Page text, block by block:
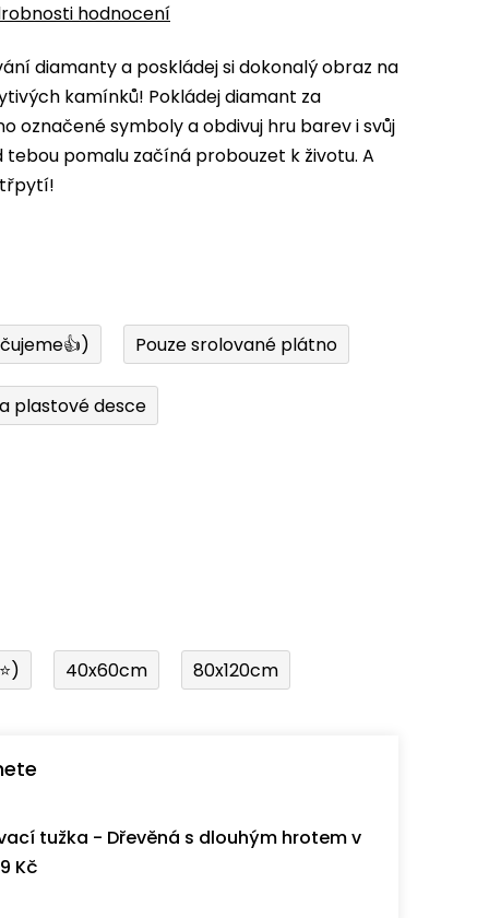
hodnocení
diamanty a poskládej si dokonalý obraz na
kamínků! Pokládej diamant za
označené symboly a obdivuj hru barev i svůj
pomalu začíná probouzet k životu. A
Pouze srolované plátno
plastové desce
40x60cm 80x120cm
tužka - Dřevěná s dlouhým hrotem v
Kč